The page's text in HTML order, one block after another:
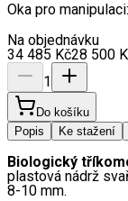
Oka pro
Na objednávku
34 485 Kč28 500
1
Do košíku
Popis
Ke stažení
Biologický
plastová nádrž
8-10 mm.